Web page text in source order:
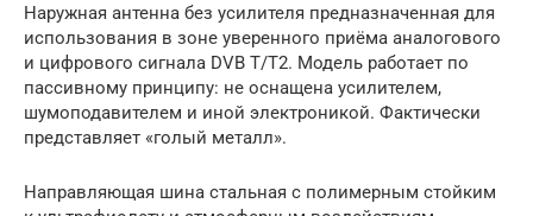
Наружная антенна без усилителя предназначенная для
использования в зоне уверенного приёма аналогового
и цифрового сигнала DVB T/T2. Модель работает по
пассивному принципу: не оснащена усилителем,
шумоподавителем и иной электроникой. Фактически
представляет «голый металл».
Направляющая шина стальная с полимерным стойким